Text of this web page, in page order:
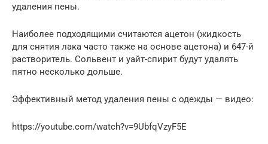
удаления пены.
Наиболее подходящими считаются ацетон (жидкость
для снятия лака часто также на основе ацетона) и 647-й
растворитель. Сольвент и уайт-спирит будут удалять
пятно несколько дольше.
Эффективный метод удаления пены с одежды — видео:
https://youtube.com/watch?v=9UbfqVzyF5E